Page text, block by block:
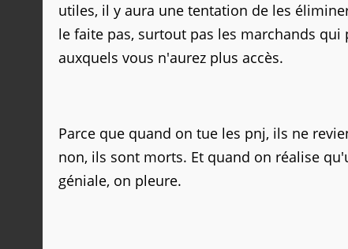
utiles, il y aura une tentation de les
le faite pas, surtout pas les marchands
auxquels vous n'aurez plus accès.
Parce que quand on tue les pnj, ils ne
non, ils sont morts. Et quand on réalise
géniale, on pleure.